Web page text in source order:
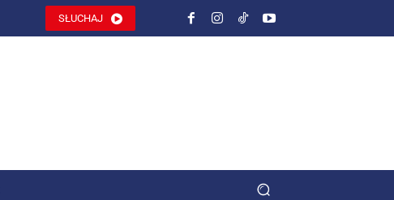
SŁUCHAJ